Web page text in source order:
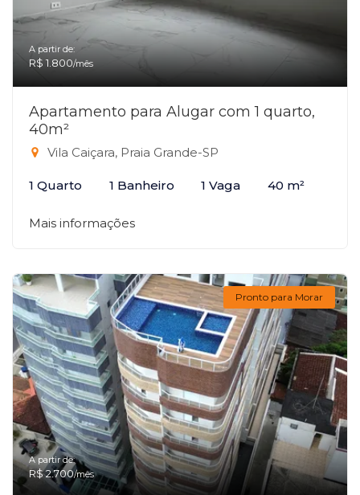
A partir de:
R$ 1.800/mês
Apartamento para Alugar com 1 quarto,
40m²
Vila Caiçara, Praia Grande-SP
1 Quarto 1 Banheiro 1 Vaga 40 m²
Mais informações
Pronto para Morar
A partir de:
R$ 2.700/mês